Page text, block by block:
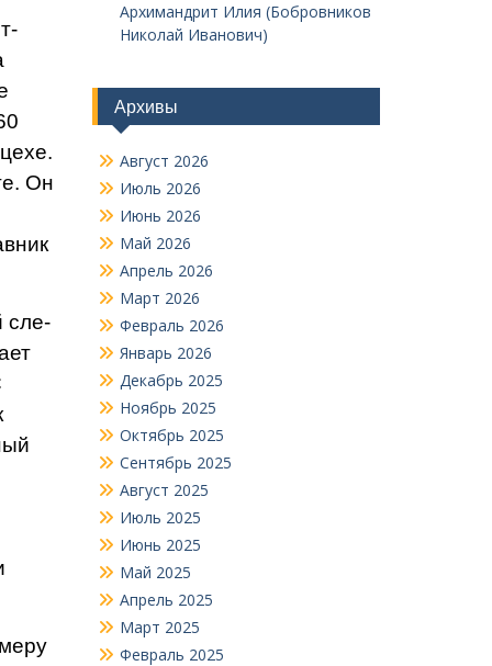
Он
сле­
Архимандрит Илия (Бобровников
Николай Иванович)
Архивы
Август 2026
Июль 2026
Июнь 2026
Май 2026
Апрель 2026
Март 2026
Февраль 2026
Январь 2026
Декабрь 2025
Ноябрь 2025
Октябрь 2025
Сентябрь 2025
Август 2025
Июль 2025
Июнь 2025
Май 2025
Апрель 2025
Март 2025
Февраль 2025